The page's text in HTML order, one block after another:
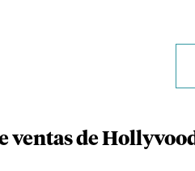
ventas de Hollyvood